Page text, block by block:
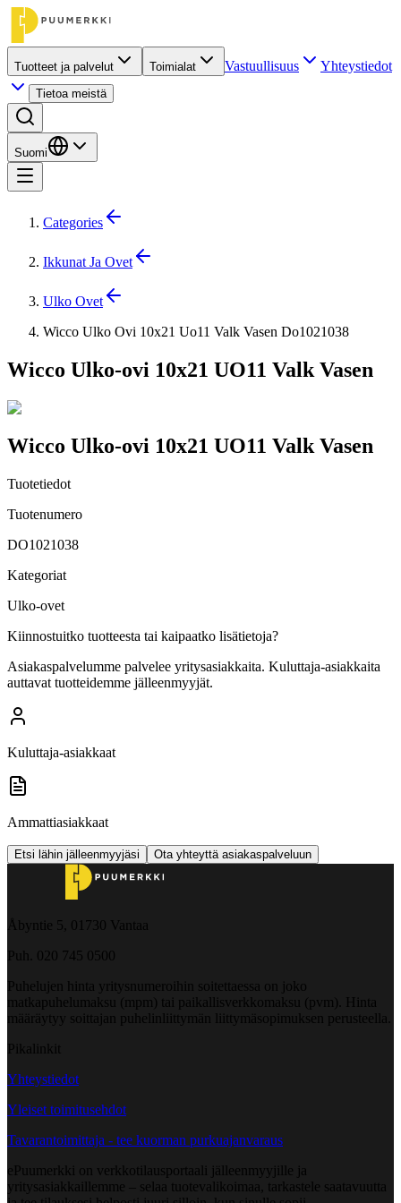
Tuotteet ja palvelut Toimialat Vastuullisuus Yhteystiedot
Tietoa meistä
Suomi
Categories
Ikkunat Ja Ovet
Ulko Ovet
Wicco Ulko Ovi 10x21 Uo11 Valk Vasen Do1021038
Wicco Ulko-ovi 10x21 UO11 Valk Vasen
Wicco Ulko-ovi 10x21 UO11 Valk Vasen
Tuotetiedot
Tuotenumero
DO1021038
Kategoriat
Ulko-ovet
Kiinnostuitko tuotteesta tai kaipaatko lisätietoja?
Asiakaspalvelumme palvelee yritysasiakkaita. Kuluttaja-asiakkaita
auttavat tuotteidemme jälleenmyyjät.
Kuluttaja-asiakkaat
Ammattiasiakkaat
Etsi lähin jälleenmyyjäsi Ota yhteyttä asiakaspalveluun
Åbyntie 5, 01730 Vantaa
Puh. 020 745 0500
Puhelujen hinta yritysnumeroihin soitettaessa on joko
matkapuhelumaksu (mpm) tai paikallisverkkomaksu (pvm). Hinta
määräytyy soittajan puhelinliittymän liittymäsopimuksen perusteella.
Pikalinkit
Yhteystiedot
Yleiset toimitusehdot
Tavarantoimittaja - tee kuorman purkuajanvaraus
ePuumerkki on verkkotilausportaali jälleenmyyjille ja
yritysasiakkaillemme – selaa tuotevalikoimaa, tarkastele saatavuutta